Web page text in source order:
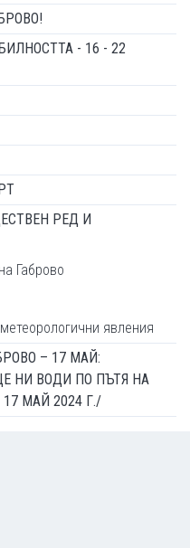
- 16 - 22
РЕД И
Габрово
явления
– 17 МАЙ:
НИ ВОДИ ПО ПЪТЯ НА
МАЙ 2024 Г./